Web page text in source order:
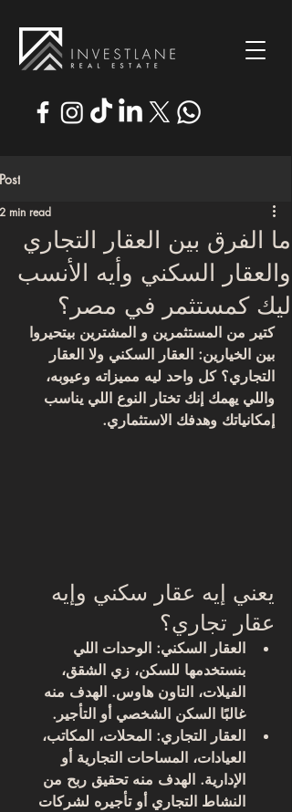
Post
ما الفرق بين العقار التجاري
والعقار السكني وأيه الأنسب
ليك كمستثمر في مصر؟
2 min read
كتير من المستثمرين و المشترين بيتحيروا
بين الخيارين: العقار السكني ولا العقار
التجاري؟ كل واحد ليه مميزاته وعيوبه،
واللي يهمك إنك تختار النوع اللي يناسب
إمكانياتك وهدفك الاستثماري.
يعني إيه عقار سكني وإيه
عقار تجاري؟
العقار السكني: الوحدات اللي
بنستخدمها للسكن، زي الشقق،
الفيلات، التاون هاوس. الهدف منه
غالبًا السكن الشخصي أو التأجير.
العقار التجاري: المحلات، المكاتب،
العيادات، المساحات التجارية أو
الإدارية. الهدف منه تحقيق ربح من
النشاط التجاري أو تأجيره لشركات